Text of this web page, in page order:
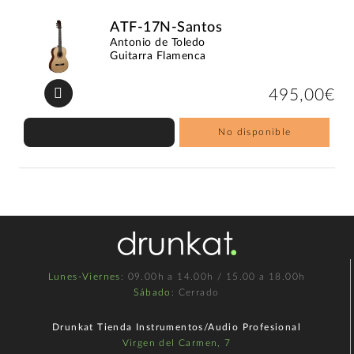
ATF-17N-Santos
Antonio de Toledo
Guitarra Flamenca
495,00€
No disponible
Lunes-Viernes : 09.00h a 14.00h / 15.00 a 18.00h
Sábado : Cerrado
Drunkat Tienda Instrumentos/Audio Profesional
Virgen del Carmen, 7